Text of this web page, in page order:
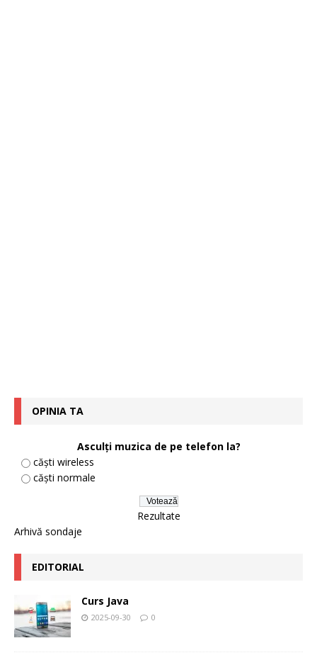
OPINIA TA
Asculți muzica de pe telefon la?
căști wireless
căști normale
Rezultate
Arhivă sondaje
EDITORIAL
Curs Java
2025-09-30 0